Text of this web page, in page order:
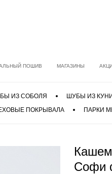
ПОШИВ МАГАЗИНЫ
ИЗ СОБОЛЯ ШУБЫ ИЗ
ПОКРЫВАЛА ПАРКИ
Софи